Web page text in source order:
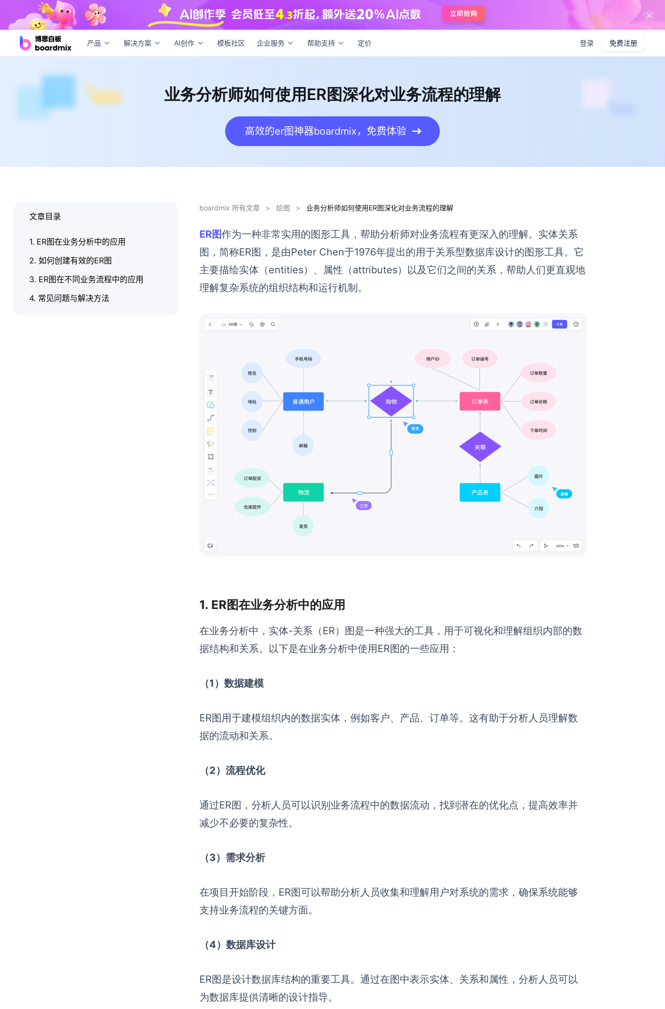
产品 解决方案 AI创作 模板社区 企业服务 帮助支持 定价 登录 免费注册
业务分析师如何使用ER图深化对业务流程的理解
业务分析师如何使用ER图深化对业务流程的理解
高效的er图神器boardmix，免费体验
boardmix 所有文章 > 绘图 > 业务分析师如何使用ER图深化对业务流程的理解
ER图作为一种非常实用的图形工具，帮助分析师对业务流程有更深入的理解。实体关系
图，简称ER图，是由Peter Chen于1976年提出的用于关系型数据库设计的图形工具。它
主要描绘实体（entities）、属性（attributes）以及它们之间的关系，帮助人们更直观地
理解复杂系统的组织结构和运行机制。
1. ER图在业务分析中的应用
在业务分析中，实体-关系（ER）图是一种强大的工具，用于可视化和理解组织内部的数
据结构和关系。以下是在业务分析中使用ER图的一些应用：
（1）数据建模
ER图用于建模组织内的数据实体，例如客户、产品、订单等。这有助于分析人员理解数
据的流动和关系。
（2）流程优化
通过ER图，分析人员可以识别业务流程中的数据流动，找到潜在的优化点，提高效率并
减少不必要的复杂性。
（3）需求分析
在项目开始阶段，ER图可以帮助分析人员收集和理解用户对系统的需求，确保系统能够
支持业务流程的关键方面。
（4）数据库设计
ER图是设计数据库结构的重要工具。通过在图中表示实体、关系和属性，分析人员可以
为数据库提供清晰的设计指导。
文章目录
1. ER图在业务分析中的应用
2. 如何创建有效的ER图
3. ER图在不同业务流程中的应用
4. 常见问题与解决方法